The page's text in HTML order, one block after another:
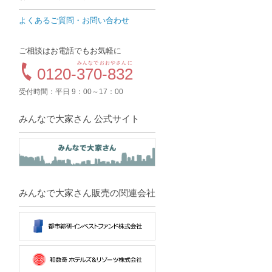
よくあるご質問・お問い合わせ
ご相談はお電話でもお気軽に
0120-370-832
みんなでおおやさんに
受付時間：平日 9：00～17：00
みんなで大家さん 公式サイト
みんなで大家さん販売の関連会社